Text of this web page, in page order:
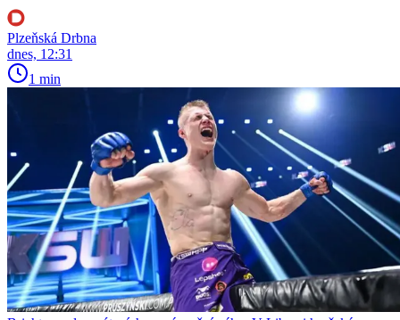
Plzeňská Drbna
dnes, 12:31
1 min